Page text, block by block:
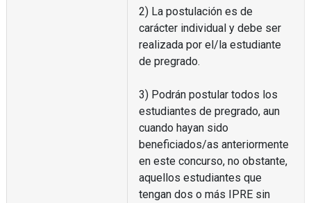
2) La postulación es de
carácter individual y debe ser
realizada por el/la estudiante
de pregrado.
3) Podrán postular todos los
estudiantes de pregrado, aun
cuando hayan sido
beneficiados/as anteriormente
en este concurso, no obstante,
aquellos estudiantes que
tengan dos o más IPRE sin